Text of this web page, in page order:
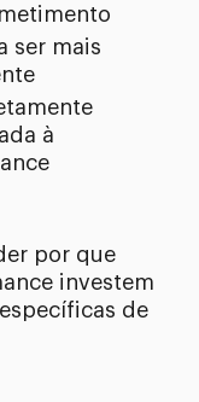
ser mais
à
por que
investem
de